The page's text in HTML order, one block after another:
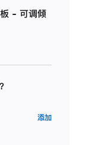
- 可调倾
添加